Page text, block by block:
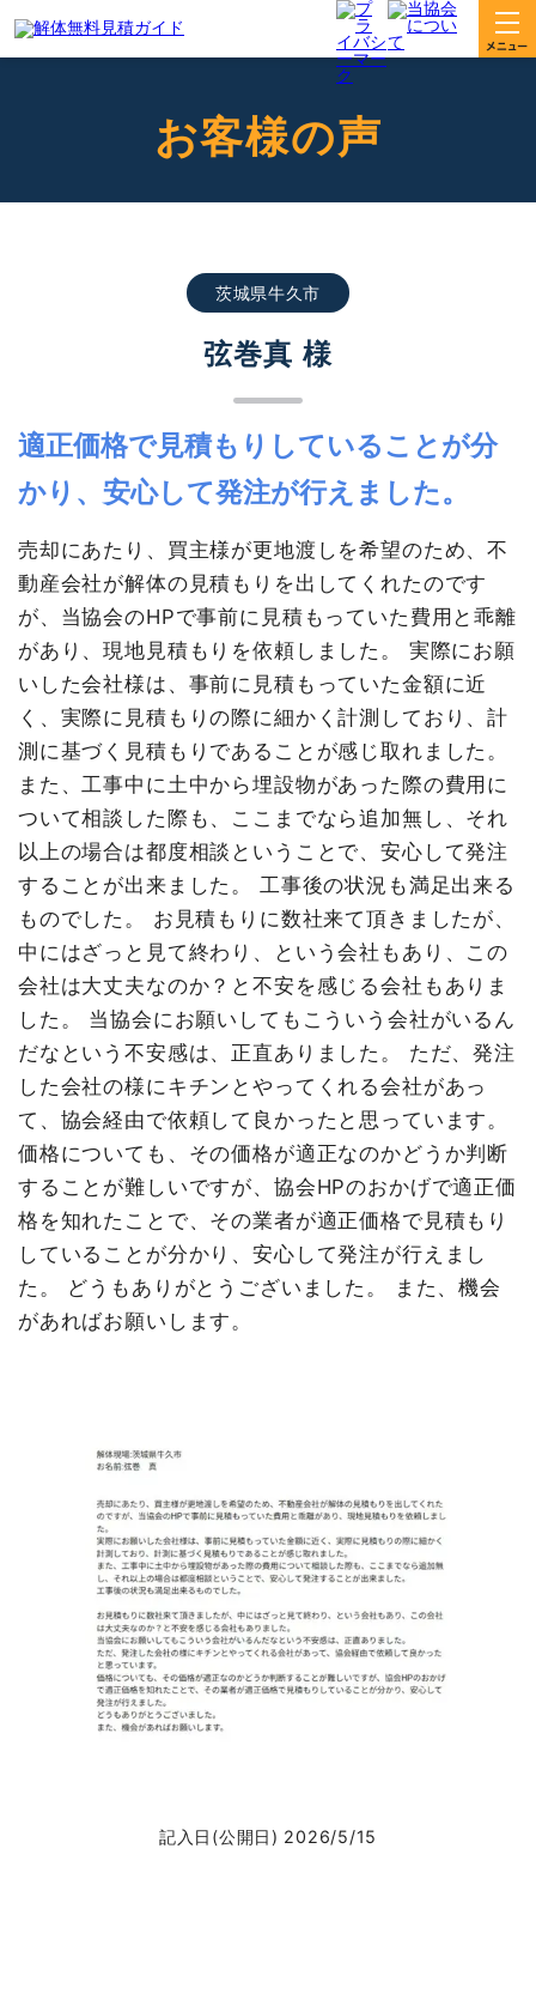
お客様の声
茨城県牛久市
弦巻真 様
適正価格で見積もりしていることが分
かり、安心して発注が行えました。
売却にあたり、買主様が更地渡しを希望のため、不
動産会社が解体の見積もりを出してくれたのです
が、当協会のHPで事前に見積もっていた費用と乖離
があり、現地見積もりを依頼しました。 実際にお願
いした会社様は、事前に見積もっていた金額に近
く、実際に見積もりの際に細かく計測しており、計
測に基づく見積もりであることが感じ取れました。
また、工事中に土中から埋設物があった際の費用に
ついて相談した際も、ここまでなら追加無し、それ
以上の場合は都度相談ということで、安心して発注
することが出来ました。 工事後の状況も満足出来る
ものでした。 お見積もりに数社来て頂きましたが、
中にはざっと見て終わり、という会社もあり、この
会社は大丈夫なのか？と不安を感じる会社もありま
した。 当協会にお願いしてもこういう会社がいるん
だなという不安感は、正直ありました。 ただ、発注
した会社の様にキチンとやってくれる会社があっ
て、協会経由で依頼して良かったと思っています。
価格についても、その価格が適正なのかどうか判断
することが難しいですが、協会HPのおかげで適正価
格を知れたことで、その業者が適正価格で見積もり
していることが分かり、安心して発注が行えまし
た。 どうもありがとうございました。 また、機会
があればお願いします。
記入日(公開日) 2026/5/15